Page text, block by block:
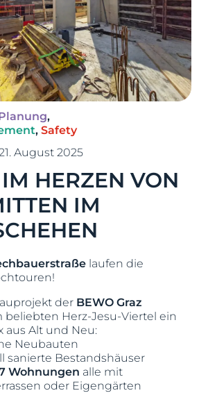
,
, Safety
August 2025
HERZEN VON
IM
laufen die
der BEWO Graz
Herz-Jesu-Viertel ein
aus Alt und Neu:
Neubauten
sanierte Bestandshäuser
Wohnungen alle mit
oder Eigengärten